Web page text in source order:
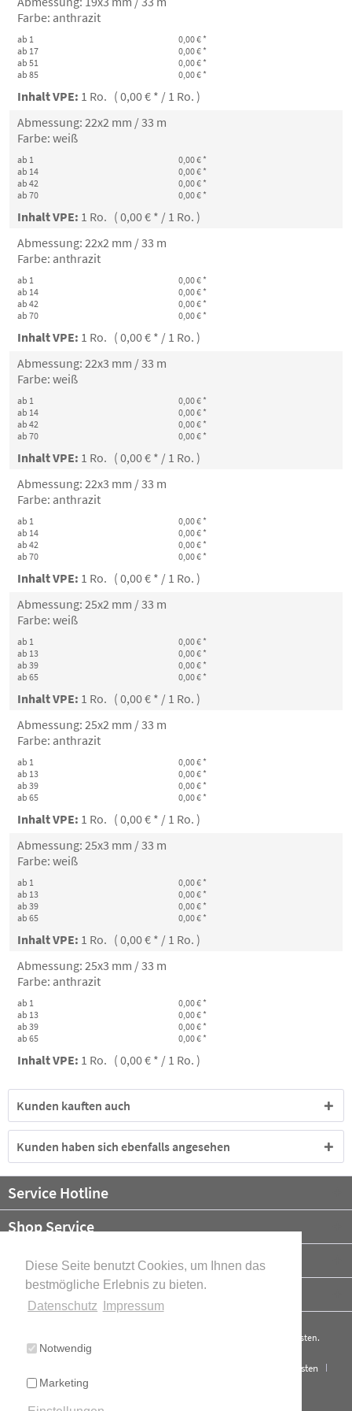
Diese Seite benutzt Cookies, um Ihnen das
bestmögliche Erlebnis zu bieten.
Datenschutz
Impressum
Notwendig
Marketing
Farbe: anthrazit
ab 1
0,00 € *
ab 17
0,00 € *
ab 51
0,00 € *
ab 85
0,00 € *
Inhalt VPE: 1 Ro. ( 0,00 € * / 1 Ro. )
Abmessung: 22x2 mm / 33 m
Farbe: weiß
ab 1
0,00 € *
ab 14
0,00 € *
ab 42
0,00 € *
ab 70
0,00 € *
Inhalt VPE: 1 Ro. ( 0,00 € * / 1 Ro. )
Abmessung: 22x2 mm / 33 m
Farbe: anthrazit
ab 1
0,00 € *
ab 14
0,00 € *
ab 42
0,00 € *
ab 70
0,00 € *
Inhalt VPE: 1 Ro. ( 0,00 € * / 1 Ro. )
Abmessung: 22x3 mm / 33 m
Farbe: weiß
ab 1
0,00 € *
ab 14
0,00 € *
ab 42
0,00 € *
ab 70
0,00 € *
Inhalt VPE: 1 Ro. ( 0,00 € * / 1 Ro. )
Abmessung: 22x3 mm / 33 m
Farbe: anthrazit
ab 1
0,00 € *
ab 14
0,00 € *
ab 42
0,00 € *
ab 70
0,00 € *
Inhalt VPE: 1 Ro. ( 0,00 € * / 1 Ro. )
Abmessung: 25x2 mm / 33 m
Farbe: weiß
ab 1
0,00 € *
ab 13
0,00 € *
ab 39
0,00 € *
ab 65
0,00 € *
Inhalt VPE: 1 Ro. ( 0,00 € * / 1 Ro. )
Abmessung: 25x2 mm / 33 m
Farbe: anthrazit
ab 1
0,00 € *
ab 13
0,00 € *
ab 39
0,00 € *
ab 65
0,00 € *
Inhalt VPE: 1 Ro. ( 0,00 € * / 1 Ro. )
Abmessung: 25x3 mm / 33 m
Farbe: weiß
ab 1
0,00 € *
ab 13
0,00 € *
ab 39
0,00 € *
ab 65
0,00 € *
Inhalt VPE: 1 Ro. ( 0,00 € * / 1 Ro. )
Abmessung: 25x3 mm / 33 m
Farbe: anthrazit
ab 1
0,00 € *
ab 13
0,00 € *
ab 39
0,00 € *
ab 65
0,00 € *
Inhalt VPE: 1 Ro. ( 0,00 € * / 1 Ro. )
Kunden kauften auch
Kunden haben sich ebenfalls angesehen
Service Hotline
Shop Service
Informationen
Newsletter
Versandkosten.
Versand und Kosten